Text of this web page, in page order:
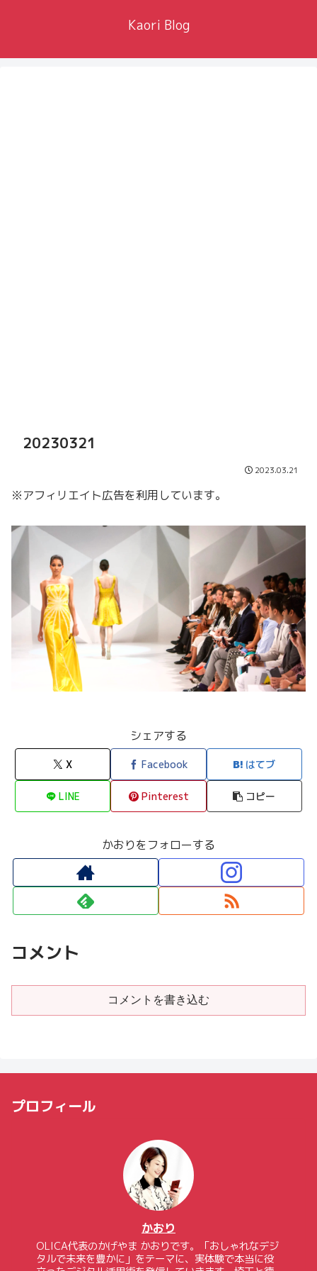
Kaori Blog
20230321
2023.03.21
※アフィリエイト広告を利用しています。
シェアする
X Facebook はてブ
LINE Pinterest コピー
かおりをフォローする
コメント
コメントを書き込む
プロフィール
かおり
OLICA代表のかげやま かおりです。「おしゃれなデジ
タルで未来を豊かに」をテーマに、実体験で本当に役